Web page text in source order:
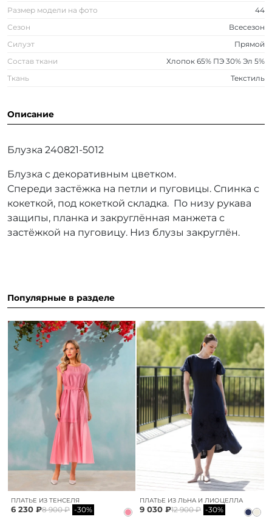
Размер модели на фото
44
Сезон
Всесезон
Силуэт
Прямой
Состав ткани
Хлопок 65% ПЭ 30% Эл 5%
Ткань
Текстиль
Описание
Блузка 240821-5012
Блузка с декоративным цветком.
Спереди застёжка на петли и пуговицы. Спинка с
кокеткой, под кокеткой складка. По низу рукава
защипы, планка и закруглённая манжета с
застёжкой на пуговицу. Низ блузы закруглён.
Популярные в разделе
ПЛАТЬЕ ИЗ ТЕНСЕЛЯ
6 230 ₽8 900 ₽ -30%
ПЛАТЬЕ ИЗ ЛЬНА И ЛИОЦЕЛЛА
9 030 ₽12 900 ₽ -30%